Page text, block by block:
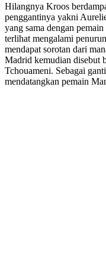
Hilangnya Kroos
penggantinya yakni
yang sama dengan
terlihat mengalami
mendapat sorotan dari
Madrid kemudian disebut
Tchouameni. Sebagai
mendatangkan pemain